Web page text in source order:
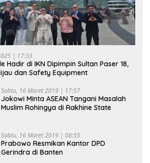
| 17:33
Hadir di IKN Dipimpin Sultan Paser 18,
dan Safety Equipment
Sabtu, 16 Maret 2019 | 17:57
Jokowi Minta ASEAN Tangani Masalah
Muslim Rohingya di Rakhine State
Sabtu, 16 Maret 2019 | 08:55
Prabowo Resmikan Kantor DPD
Gerindra di Banten